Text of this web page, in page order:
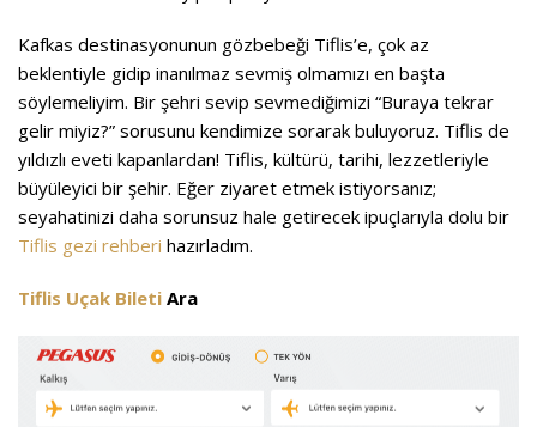
Kafkas destinasyonunun gözbebeği Tiflis’e, çok az
beklentiyle gidip inanılmaz sevmiş olmamızı en başta
söylemeliyim. Bir şehri sevip sevmediğimizi “Buraya tekrar
gelir miyiz?” sorusunu kendimize sorarak buluyoruz. Tiflis de
yıldızlı eveti kapanlardan! Tiflis, kültürü, tarihi, lezzetleriyle
büyüleyici bir şehir. Eğer ziyaret etmek istiyorsanız;
seyahatinizi daha sorunsuz hale getirecek ipuçlarıyla dolu bir
Tiflis gezi rehberi hazırladım.
Tiflis Uçak Bileti Ara